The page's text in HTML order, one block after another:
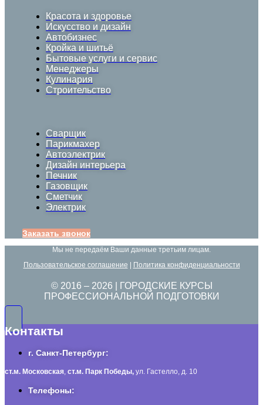
Красота и здоровье
Искусство и дизайн
Автобизнес
Кройка и шитьё
Бытовые услуги и сервис
Менеджеры
Кулинария
Строительство
Сварщик
Парикмахер
Автоэлектрик
Дизайн интерьера
Печник
Газовщик
Сметчик
Электрик
Заказать звонок
Мы не передаём Ваши данные третьим лицам.
Пользовательское соглашение
Политика конфиденциальности
© 2016 – 2026 | ГОРОДСКИЕ КУРСЫ
ПРОФЕССИОНАЛЬНОЙ ПОДГОТОВКИ
Контакты
г. Санкт-Петербург:
ст.м. Московская, ст.м. Парк Победы, ул. Гастелло, д. 10
Телефоны: